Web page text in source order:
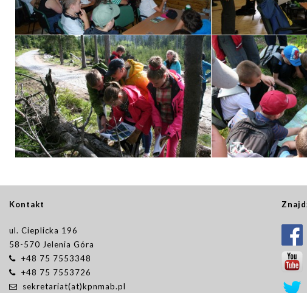
Kontakt
ul. Cieplicka 196
58-570 Jelenia Góra
+48 75 7553348
+48 75 7553726
sekretariat(at)kpnmab.pl